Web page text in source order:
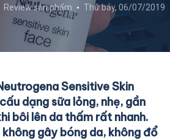
Review sản phẩm Thứ bảy, 06/07/2019
Sensitive Skin
dạng sữa lỏng, nhẹ, gần
bôi lên da thấm rất nhanh.
gây bóng da, không đổ